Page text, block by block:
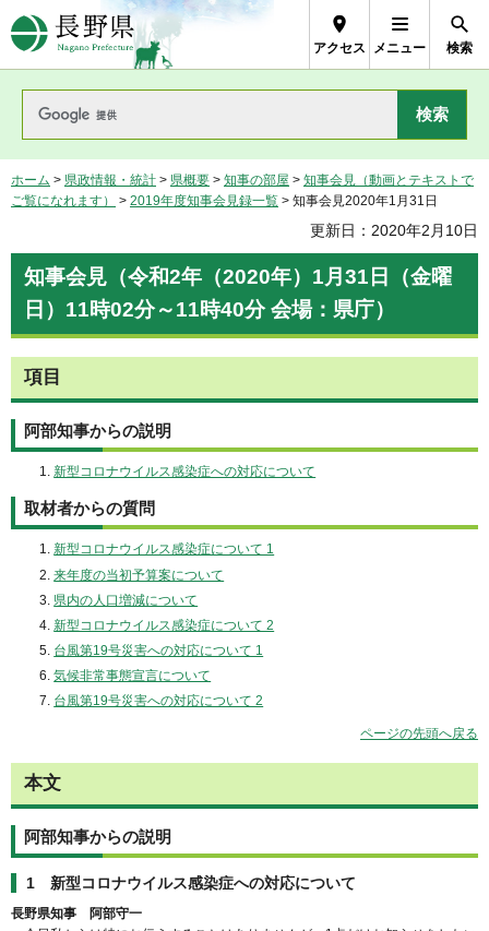
長野県Nagano Prefecture
アクセス メニュー 検索
ホーム > 県政情報・統計 > 県概要 > 知事の部屋 > 知事会見（動画とテキストで
ご覧になれます）
> 2019年度知事会見録一覧 > 知事会見2020年1月31日
更新日：2020年2月10日
知事会見（令和2年（2020年）1月31日（金曜
日）11時02分～11時40分 会場：県庁）
項目
阿部知事からの説明
新型コロナウイルス感染症への対応について
取材者からの質問
新型コロナウイルス感染症について 1
来年度の当初予算案について
県内の人口増減について
新型コロナウイルス感染症について 2
台風第19号災害への対応について 1
気候非常事態宣言について
台風第19号災害への対応について 2
ページの先頭へ戻る
本文
阿部知事からの説明
1 新型コロナウイルス感染症への対応について
長野県知事 阿部守一